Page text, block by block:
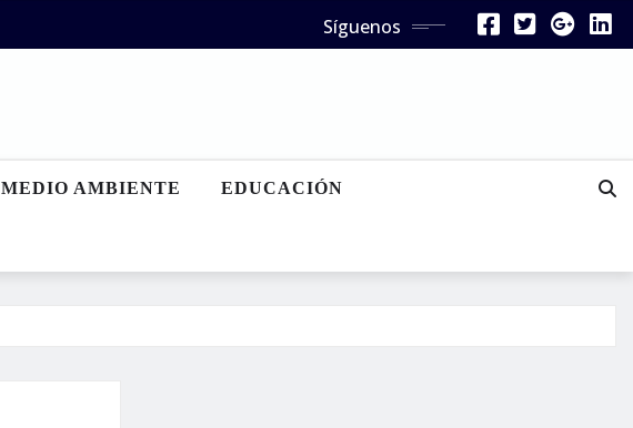
Síguenos
MEDIO AMBIENTE EDUCACIÓN